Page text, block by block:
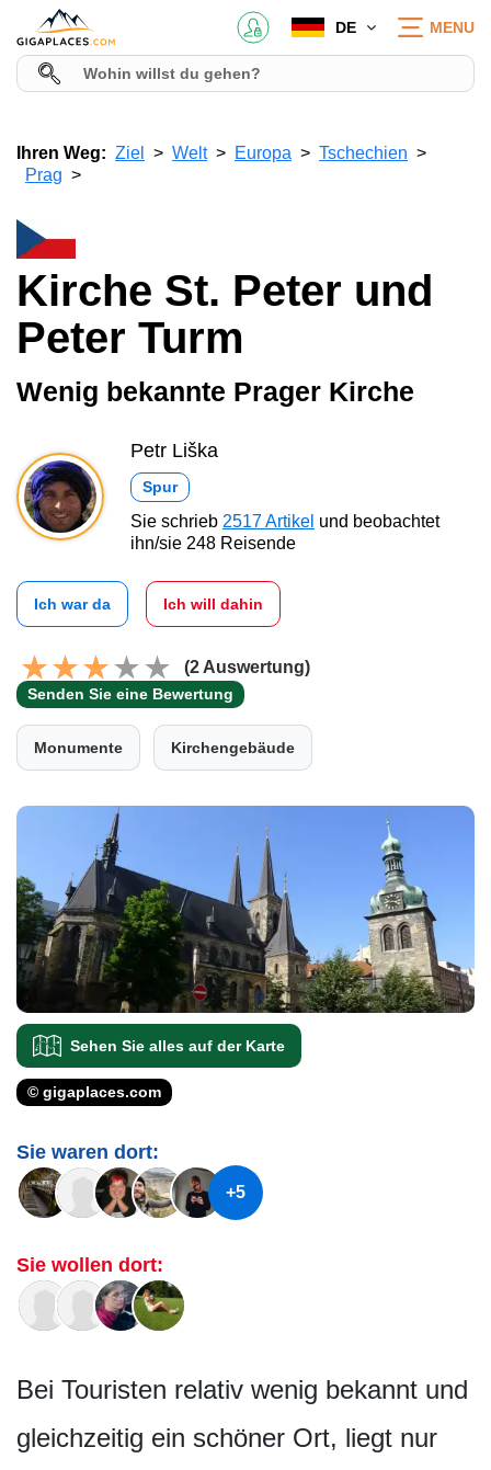
DE MENU
Ihren Weg: Ziel Welt Europa
Tschechien
Prag
Kirche St. Peter und
Peter Turm
Wenig bekannte Prager Kirche
Petr Liška
Spur
Sie schrieb 2517 Artikel und beobachtet
ihn/sie 248 Reisende
Ich war da Ich will dahin
(2 Auswertung)
Senden Sie eine Bewertung
Monumente Kirchengebäude
Sehen Sie alles auf der Karte
© gigaplaces.com
Sie waren dort:
+5
Sie wollen dort:
Bei Touristen relativ wenig bekannt und
gleichzeitig ein schöner Ort, liegt nur